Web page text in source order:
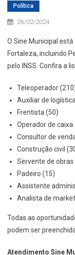
Política
26/02/2024
O Sine Municipal
Fortaleza, incluindo
pelo INSS. Confira a
Teleoperador
Auxiliar de
Frentista (50)
Operador de caixa
Consultor de
Construção civil
Servente de obras
Padeiro (15)
Assistente
Analista de
Todas as
podem ser
Atendimento Sine